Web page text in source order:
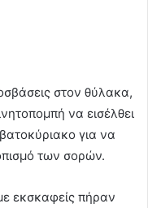
στον θύλακα,
να εισέλθει
για να
των σορών.
εκσκαφείς πήραν